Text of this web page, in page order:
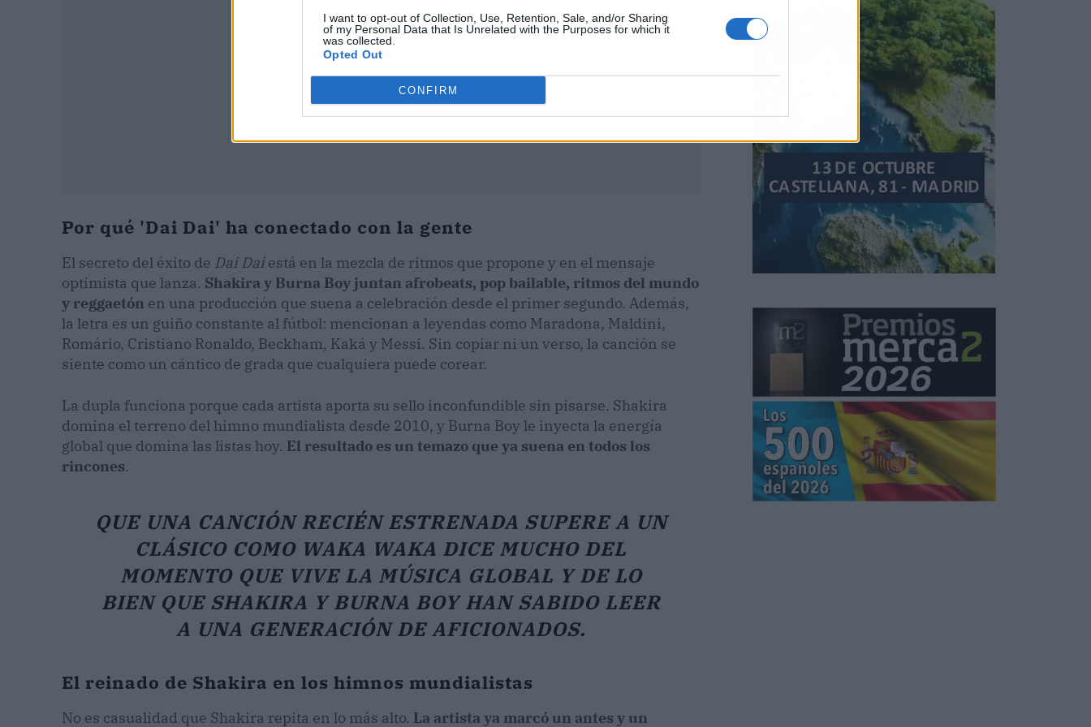
I want to opt-out of Collection, Use, Retention, Sale, and/or Sharing
of my Personal Data that Is Unrelated with the Purposes for which it
was collected.
Opted Out
CONFIRM
Por qué 'Dai Dai' ha conectado con la gente
El secreto del éxito de Dai Daiestá en la mezcla de ritmos que propone y en el mensaje
optimista que lanza. Shakira y Burna Boy juntan afrobeats, pop bailable, ritmos del mundo
y reggaetón en una producción que suena a celebración desde el primer segundo. Además,
la letra es un guiño constante al fútbol: mencionan a leyendas como Maradona, Maldini,
Romário, Cristiano Ronaldo, Beckham, Kaká y Messi. Sin copiar ni un verso, la canción se
siente como un cántico de grada que cualquiera puede corear.
La dupla funciona porque cada artista aporta su sello inconfundible sin pisarse. Shakira
domina el terreno del himno mundialista desde 2010, y Burna Boy le inyecta la energía
global que domina las listas hoy. El resultado es un temazo que ya suena en todos los
rincones.
QUE UNA CANCIÓN RECIÉN ESTRENADA SUPERE A UN
CLÁSICO COMO WAKA WAKA DICE MUCHO DEL
MOMENTO QUE VIVE LA MÚSICA GLOBAL Y DE LO
BIEN QUE SHAKIRA Y BURNA BOY HAN SABIDO LEER
A UNA GENERACIÓN DE AFICIONADOS.
El reinado de Shakira en los himnos mundialistas
No es casualidad que Shakira repita en lo más alto. La artista ya marcó un antes y un